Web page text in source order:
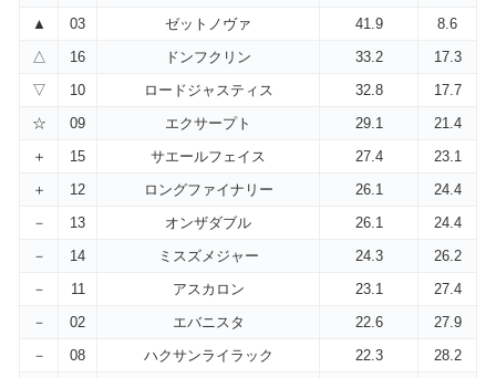
▲
03 ゼットノヴァ 41.9
8.6
△
16 ドンフクリン 33.2
17.3
▽
10 ロードジャスティス 32.8
17.7
☆
09 エクサープト 29.1
21.4
＋
15 サエールフェイス 27.4
23.1
＋
12 ロングファイナリー 26.1
24.4
－
13 オンザダブル 26.1
24.4
－
14 ミスズメジャー 24.3
26.2
－
11 アスカロン 23.1
27.4
－
02 エバニスタ 22.6
27.9
－
08 ハクサンライラック 22.3
28.2